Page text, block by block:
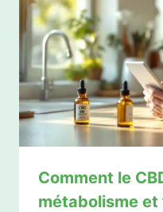
Comment le
métabolisme